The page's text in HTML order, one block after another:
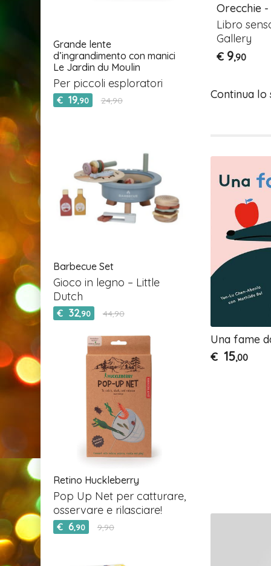
realizzati da Wee Gallery
€ 15,90
Orecchie -
Libro
Gallery
€ 9,90
Continua lo
Una fame
€ 15,00
Grande lente
d’ingrandimento con manici
Le Jardin du Moulin
Per piccoli esploratori
€ 19,90 24,90
Barbecue Set
Gioco in legno – Little
Dutch
€ 32,90 44,90
Retino Huckleberry
Pop Up Net per catturare,
osservare e rilasciare!
€ 6,90 9,90